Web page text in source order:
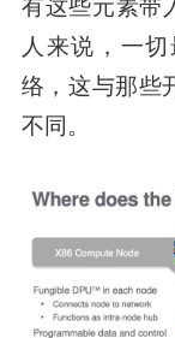
人来说，一
络，这与那些
不同。